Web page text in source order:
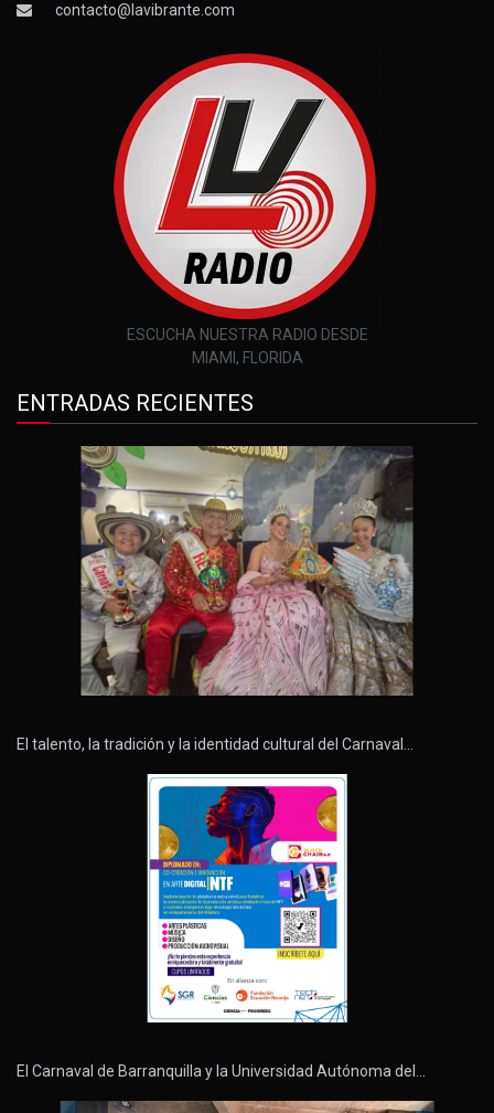
contacto@lavibrante.com
ESCUCHA NUESTRA RADIO DESDE
MIAMI, FLORIDA
ENTRADAS RECIENTES
El talento, la tradición y la identidad cultural del Carnaval…
El Carnaval de Barranquilla y la Universidad Autónoma del…